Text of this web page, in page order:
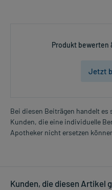
Produkt bewerten
Jetzt
Bei diesen Beiträgen handelt
Kunden, die eine individuelle
Apotheker nicht ersetzen
Kunden, die diesen Artikel